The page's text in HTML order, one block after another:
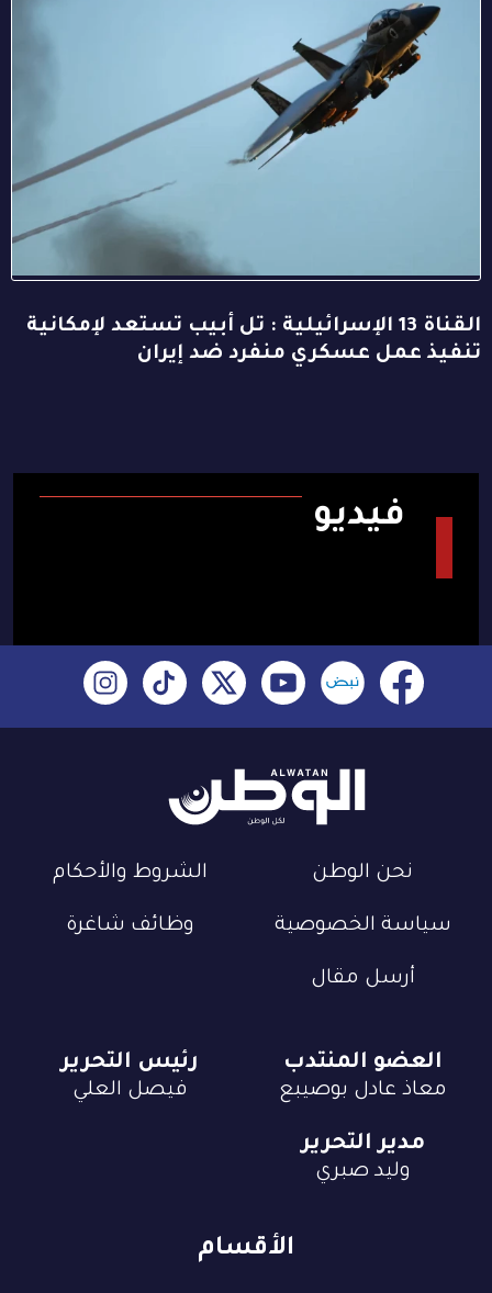
القناة 13 الإسرائيلية : تل أبيب تستعد لإمكانية
تنفيذ عمل عسكري منفرد ضد إيران
فيديو
نحن الوطن الشروط والأحكام
سياسة الخصوصية وظائف شاغرة
أرسل مقال
الأقسام
العضو المنتدب
معاذ عادل بوصيبع
رئيس التحرير
فيصل العلي
مدير التحرير
وليد صبري